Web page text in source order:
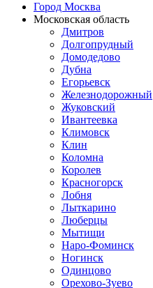
Город Москва
Московская область
Дмитров
Долгопрудный
Домодедово
Дубна
Егорьевск
Железнодорожный
Жуковский
Ивантеевка
Климовск
Клин
Коломна
Королев
Красногорск
Лобня
Лыткарино
Люберцы
Мытищи
Наро-Фоминск
Ногинск
Одинцово
Орехово-Зуево